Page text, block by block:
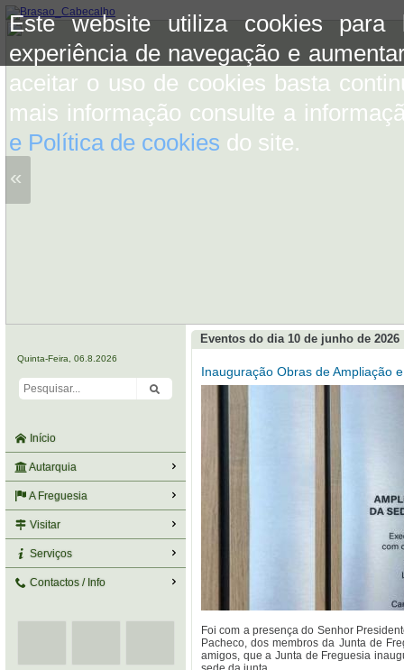
Este website utiliza cookies para
experiência de navegação e
aceitar o uso de cookies basta
mais informação consulte a
e Política de cookies do site.
«
Quinta-Feira, 06.8.2026
Início
Autarquia
A Freguesia
Visitar
Serviços
Contactos / Info
Eventos do dia 10 de junho de 2026
Inauguração Obras de Ampliação
Foi com a presença do Senhor
Pacheco, dos membros da Junta de
amigos, que a Junta de Freguesia